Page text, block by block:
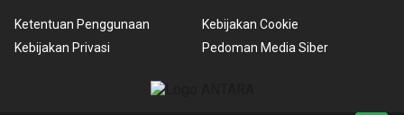
Ketentuan Penggunaan
Kebijakan Privasi
Kebijakan Cookie
Pedoman Media Siber